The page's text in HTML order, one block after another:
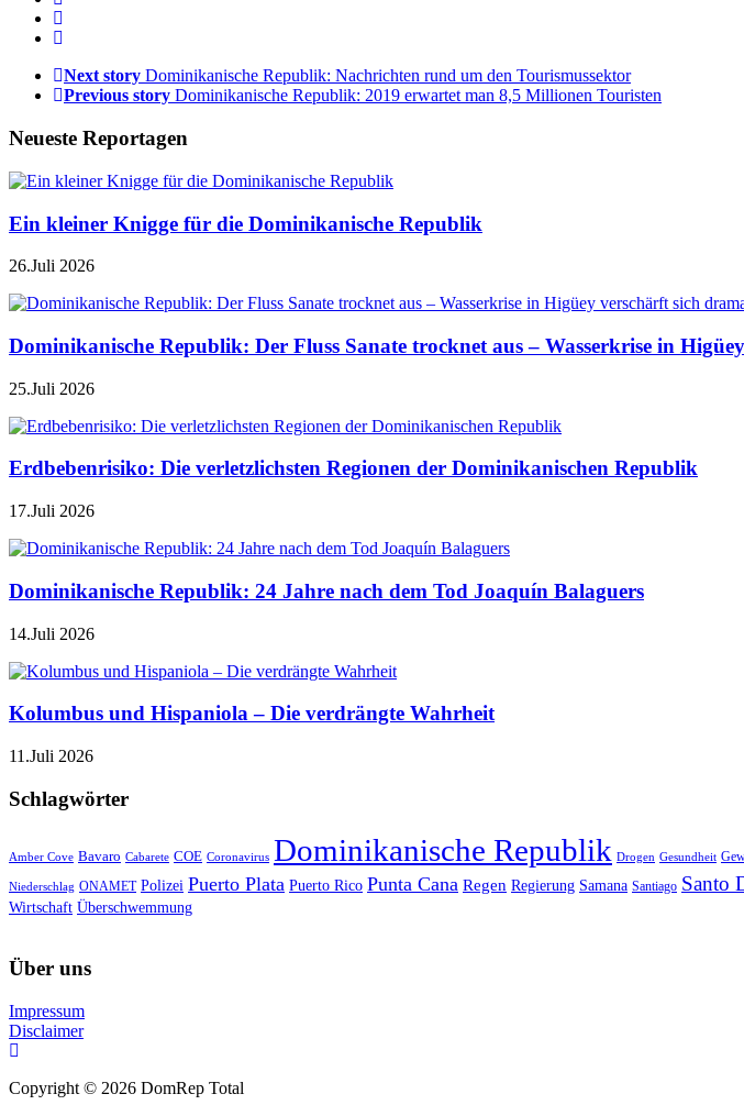
Next story Dominikanische Republik: Nachrichten rund um den Tourismussektor
Previous story Dominikanische Republik: 2019 erwartet man 8,5 Millionen Touristen
Neueste Reportagen
Ein kleiner Knigge für die Dominikanische Republik
26.Juli 2026
Dominikanische Republik: Der Fluss Sanate trocknet aus – Wasserkrise in
25.Juli 2026
Erdbebenrisiko: Die verletzlichsten Regionen der Dominikanischen Republik
17.Juli 2026
Dominikanische Republik: 24 Jahre nach dem Tod Joaquín Balaguers
14.Juli 2026
Kolumbus und Hispaniola – Die verdrängte Wahrheit
11.Juli 2026
Schlagwörter
Amber Cove Bavaro Cabarete COE Coronavirus Dominikanische Republik Drogen Gesundheit
Niederschlag ONAMET Polizei Puerto Plata Puerto Rico Punta Cana Regen Regierung Samana Santiago Santo
Wirtschaft Überschwemmung
Über uns
Impressum
Disclaimer
Copyright © 2026 DomRep Total